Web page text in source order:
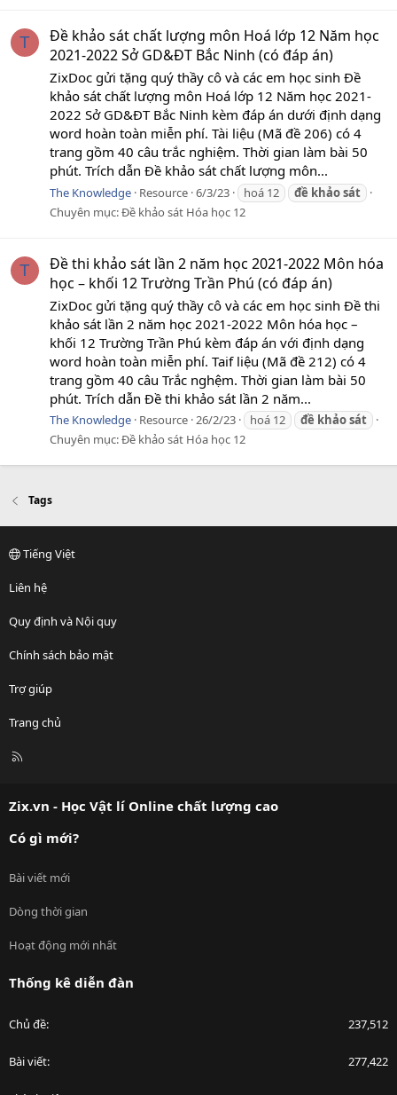
T
Đề khảo sát chất lượng môn Hoá lớp 12 Năm học
2021-2022 Sở GD&ĐT Bắc Ninh (có đáp án)
ZixDoc gửi tặng quý thầy cô và các em học sinh Đề
khảo sát chất lượng môn Hoá lớp 12 Năm học 2021-
2022 Sở GD&ĐT Bắc Ninh kèm đáp án dưới định dạng
word hoàn toàn miễn phí. Tài liệu (Mã đề 206) có 4
trang gồm 40 câu trắc nghiệm. Thời gian làm bài 50
phút. Trích dẫn Đề khảo sát chất lượng môn...
The Knowledge Resource 6/3/23 hoá 12 đề khảosát
Chuyên mục:Đề khảo sát Hóa học 12
T
Đề thi khảo sát lần 2 năm học 2021-2022 Môn hóa
học – khối 12 Trường Trần Phú (có đáp án)
ZixDoc gửi tặng quý thầy cô và các em học sinh Đề thi
khảo sát lần 2 năm học 2021-2022 Môn hóa học –
khối 12 Trường Trần Phú kèm đáp án với định dạng
word hoàn toàn miễn phí. Taif liệu (Mã đề 212) có 4
trang gồm 40 câu Trắc nghệm. Thời gian làm bài 50
phút. Trích dẫn Đề thi khảo sát lần 2 năm...
The Knowledge Resource 26/2/23 hoá 12 đề khảosát
Chuyên mục:Đề khảo sát Hóa học 12
Tags
Tiếng Việt
Liên hệ
Quy định và Nội quy
Chính sách bảo mật
Trợ giúp
Trang chủ
R
Zix.vn - Học Vật lí Online chất lượng cao
Có gì mới?
Bài viết mới
Dòng thời gian
Hoạt động mới nhất
Thống kê diễn đàn
Chủ đề 237,512
Bài viết 277,422